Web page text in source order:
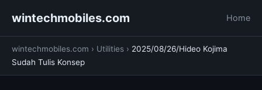
wintechmobiles.com Home
wintechmobiles.com › Utilities › 2025/08/26/Hideo Kojima
Sudah Tulis Konsep